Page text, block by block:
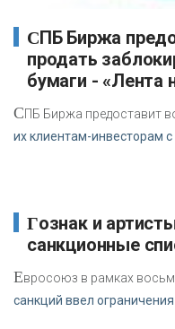
СПБ Биржа предоставит возможность
продать
бумаги - «Лента
СПБ Биржа предоставит
их клиентам-инвесторам с
Гознак и артисты. ЕС опубликовал новые
санкционные
Евросоюз в рамках
санкций ввел